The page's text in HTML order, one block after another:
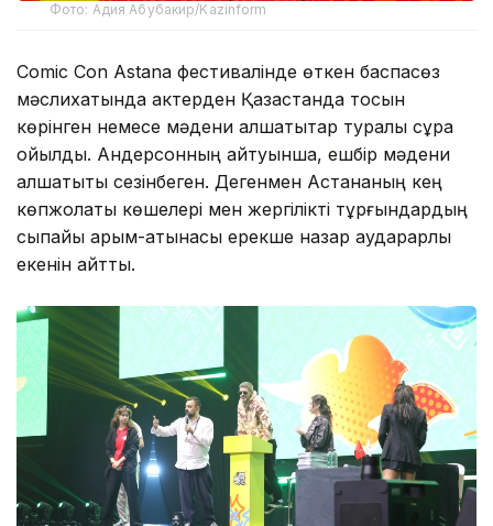
Фото: Адия Абубакир/Kazinform
Comic Con Astana фестивалінде өткен баспасөз
мәслихатында актерден Қазақстанда тосын
көрінген немесе мәдени алшақтықтар туралы сұрақ
қойылды. Андерсонның айтуынша, ешбір мәдени
алшақтықты сезінбеген. Дегенмен Астананың кең
көпжолақты көшелері мен жергілікті тұрғындардың
сыпайы қарым-қатынасы ерекше назар аударарлық
екенін айтты.